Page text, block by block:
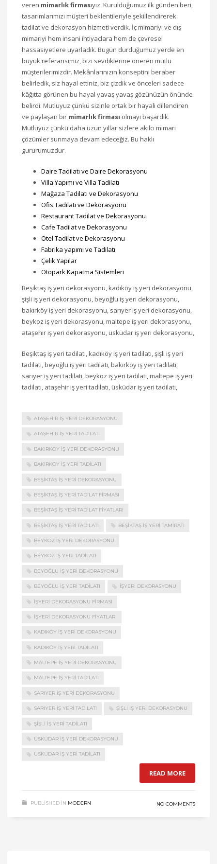
veren mimarlık firmasıyız. Kurulduğumuz ilk günden beri,
tasarımlarımızı müşteri beklentileriyle şekillendirerek
tadilat ve dekorasyon hizmeti verdik. İç mimariyi ve dış
mimariyi hem insani ihtiyaçlara hem de çevresel
hassasiyetlere uyarladık. Bugün durduğumuz yerde en
büyük referansımız, bizi sevdiklerine öneren mutlu
müşterilerimizdir. Mekânlarınızın konseptini beraber
belirledik, siz hayal ettiniz, biz çizdik ve önceleri sadece
kâğıtta görünen bu hayal yavaş yavaş gözünüzün önünde
belirdi. Mutluyuz çünkü sizinle ortak bir hayali dillendiren
ve paylaşan bir mimarlık firması olmayı başardık.
Mutluyuz çünkü daha uzun yıllar sizlere akılcı mimari
çözümler sunmaya devam edeceğiz. Bu haklı
gururumuzdur.
Daire Tadilatı ve Daire Dekorasyonu
Villa Yapımı ve Villa Tadilatı
Mağaza Tadilatı ve Dekorasyonu
Ofis Tadilatı ve Dekorasyonu
Restaurant Tadilat ve Dekorasyonu
Cafe Tadilat ve Dekorasyonu
Otel Tadilat ve Dekorasyonu
Fabrika yapımı ve Tadilatı
Çelik Yapılar
Otopark Kapatma Sistemleri
Beşiktaş iş yeri dekorasyonu, kadıköy iş yeri dekorasyonu,
şişli iş yeri dekorasyonu, beyoğlu iş yeri dekorasyonu,
bakırköy iş yeri dekorasyonu, sarıyer iş yeri dekorasyonu,
beykoz iş yeri dekorasyonu, maltepe iş yeri dekorasyonu,
ataşehir iş yeri dekorasyonu, üsküdar iş yeri dekorasyonu,
Beşiktaş iş yeri tadilatı, kadıköy iş yeri tadilatı, şişli iş yeri
tadilatı, beyoğlu iş yeri tadilatı, bakırköy iş yeri tadilatı,
sarıyer iş yeri tadilatı, beykoz iş yeri tadilatı, maltepe iş yeri
tadilatı, ataşehir iş yeri tadilatı, üsküdar iş yeri tadilatı,
ATAŞEHIR IŞ YERI DEKORASYONU
ATAŞEHIR IŞ YERI TADILATI
BAKIRKÖY IŞ YERI DEKORASYONU
BAKIRKÖY IŞ YERI TADILATI
BEŞIKTAŞ IŞ YERI DEKORASYONU
BEŞIKTAŞ IŞ YERI TADILAT FIRMASI
BEŞIKTAŞ IŞ YERI TADILAT FIYATLARI
BEŞIKTAŞ IŞ YERI TADILATI BEŞIKTAŞ IŞ YERI TAMIRATI
BEYKOZ IŞ YERI DEKORASYONU
BEYKOZ IŞ YERI TADILATI
BEYOĞLU IŞ YERI DEKORASYONU
BEYOĞLU IŞ YERI TADILATI IŞYERI DEKORASYONU
IŞYERI DEKORASYONU FIRMASI
IŞYERI DEKORASYONU FIYATLARI
KADIKÖY IŞ YERI DEKORASYONU
KADIKÖY IŞ YERI TADILATI
MALTEPE IŞ YERI DEKORASYONU
MALTEPE IŞ YERI TADILATI
SARIYER IŞ YERI DEKORASYONU
SARIYER IŞ YERI TADILATI ŞIŞLI IŞ YERI DEKORASYONU
ŞIŞLI IŞ YERI TADILATI
ÜSKÜDAR IŞ YERI DEKORASYONU
ÜSKÜDAR IŞ YERI TADILATI
READ MORE
PUBLISHED IN MODERN NO COMMENTS